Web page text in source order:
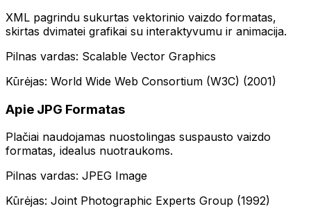
XML pagrindu sukurtas vektorinio vaizdo formatas,
skirtas dvimatei grafikai su interaktyvumu ir animacija.
Pilnas vardas: Scalable Vector Graphics
Kūrėjas: World Wide Web Consortium (W3C) (2001)
Apie JPG Formatas
Plačiai naudojamas nuostolingas suspausto vaizdo
formatas, idealus nuotraukoms.
Pilnas vardas: JPEG Image
Kūrėjas: Joint Photographic Experts Group (1992)